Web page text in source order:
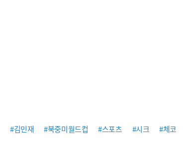
#김민재 #북중미월드컵 #스포츠 #시크 #체코